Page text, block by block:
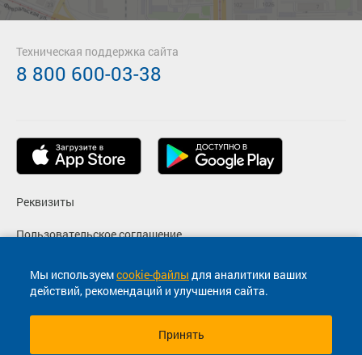
Мы используемcookie-файлы для аналитики ваших
действий, рекомендаций и улучшения сайта.
Принять
Реквизиты
Пользовательское соглашение
Политика конфиденциальности
Согласие на маркетинговые сообщения
Техническая поддержка сайта
8 800 600-03-38
© 2013-2026, ООО "Капитал"- Онлайн сервис продажи